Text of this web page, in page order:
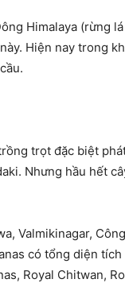
Himalaya (rừng
Hiện nay trong
trọt đặc biệt
Nhưng hầu hết
Valmikinagar,
có tổng diện
Royal Chitwan,